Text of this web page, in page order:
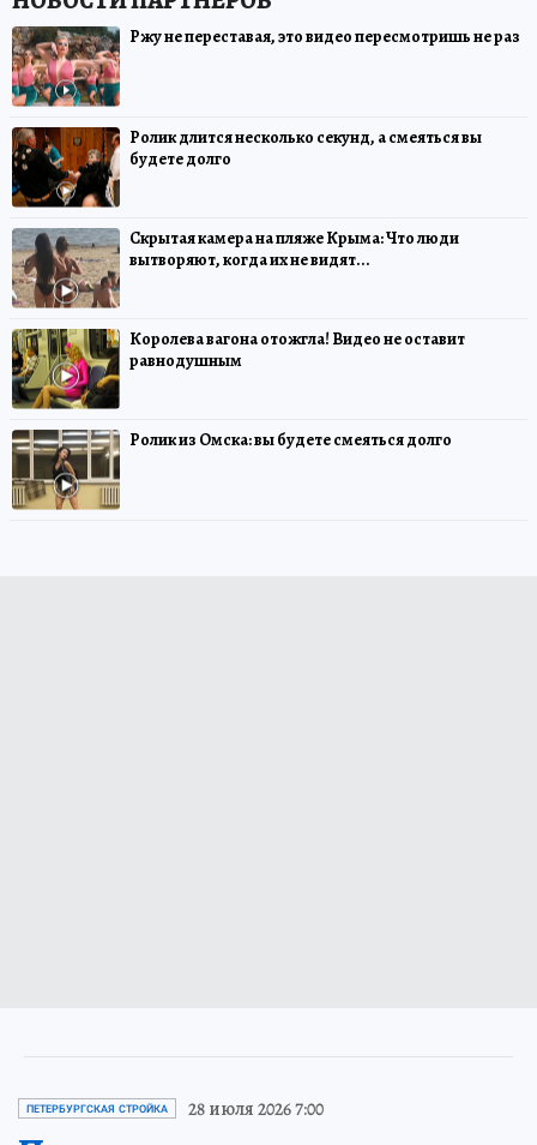
Ржу не переставая, это видео пересмотришь не раз
Ролик длится несколько секунд, а смеяться вы
будете долго
Скрытая камера на пляже Крыма: Что люди
вытворяют, когда их не видят...
Королева вагона отожгла! Видео не оставит
равнодушным
Ролик из Омска: вы будете смеяться долго
ПЕТЕРБУРГСКАЯ СТРОЙКА 28 июля 2026 7:00